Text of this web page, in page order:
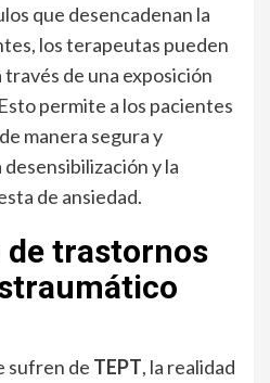
que desencadenan la
los terapeutas pueden
través de una exposición
permite a los pacientes
manera segura y
y la
de ansiedad.
trastornos
sufren de TEPT, la realidad